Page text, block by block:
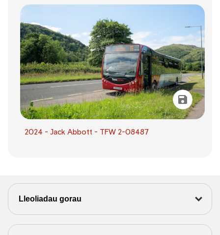
2024 - Jack Abbott - TFW 2-08487
Lleoliadau gorau